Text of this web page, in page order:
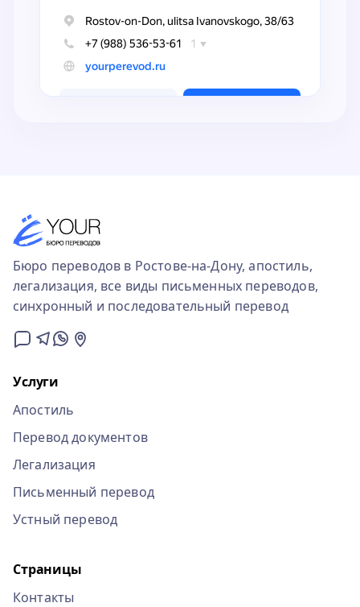
Бюро переводов в Ростове-на-Дону, апостиль,
легализация, все виды письменных переводов,
синхронный и последовательный перевод
Услуги
Апостиль
Перевод документов
Легализация
Письменный перевод
Устный перевод
Страницы
Контакты